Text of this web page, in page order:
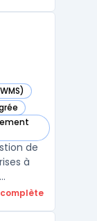
de
à
des
complète